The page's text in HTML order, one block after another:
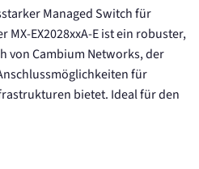
Managed Switch für
EX2028xxA-E ist ein robuster,
von Cambium Networks, der
für
bietet. Ideal für den